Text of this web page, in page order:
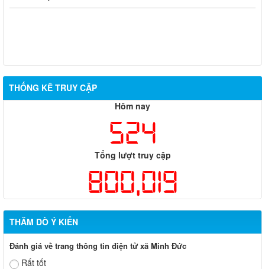
THỐNG KÊ TRUY CẬP
Hôm nay
524
Tổng lượt truy cập
800,019
THĂM DÒ Ý KIẾN
Đánh giá về trang thông tin điện tử xã Minh Đức
Rất tốt